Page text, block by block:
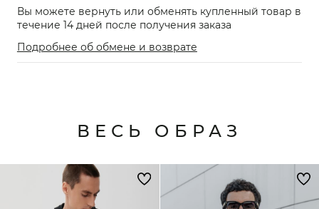
Вы можете вернуть или обменять купленный товар в
течение 14 дней после получения заказа
Подробнее об обмене и возврате
ВЕСЬ ОБРАЗ